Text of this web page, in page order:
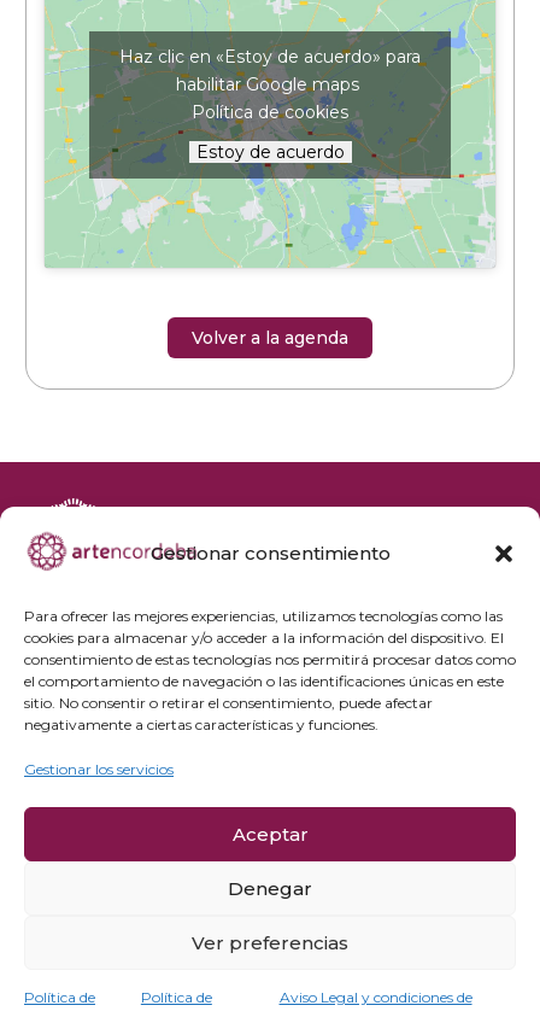
Gestionar consentimiento
Para ofrecer las mejores experiencias, utilizamos tecnologías como las
cookies para almacenar y/o acceder a la información del dispositivo. El
consentimiento de estas tecnologías nos permitirá procesar datos como
el comportamiento de navegación o las identificaciones únicas en este
sitio. No consentir o retirar el consentimiento, puede afectar
negativamente a ciertas características y funciones.
Gestionar los servicios
Aceptar
Denegar
Ver preferencias
Política de Política de Aviso Legal y condiciones de
Haz clic en «Estoy de acuerdo» para
habilitar Google maps
Política de cookies
Estoy de acuerdo
Volver a la agenda
Agenda cultural
Preguntas frecuentes
Grupos privados
Política de privacidad
Política de cookies